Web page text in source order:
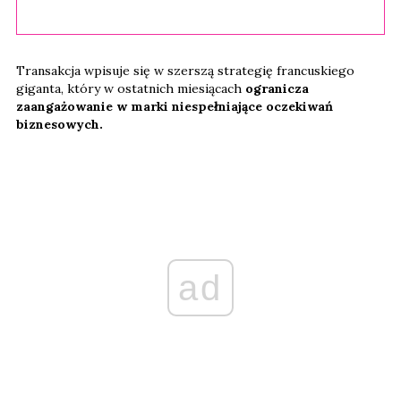
Transakcja wpisuje się w szerszą strategię francuskiego
giganta, który w ostatnich miesiącach ogranicza
zaangażowanie w marki niespełniające oczekiwań
biznesowych.
ad